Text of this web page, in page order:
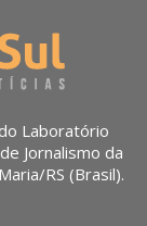
Laboratório
Jornalismo da
RS (Brasil).